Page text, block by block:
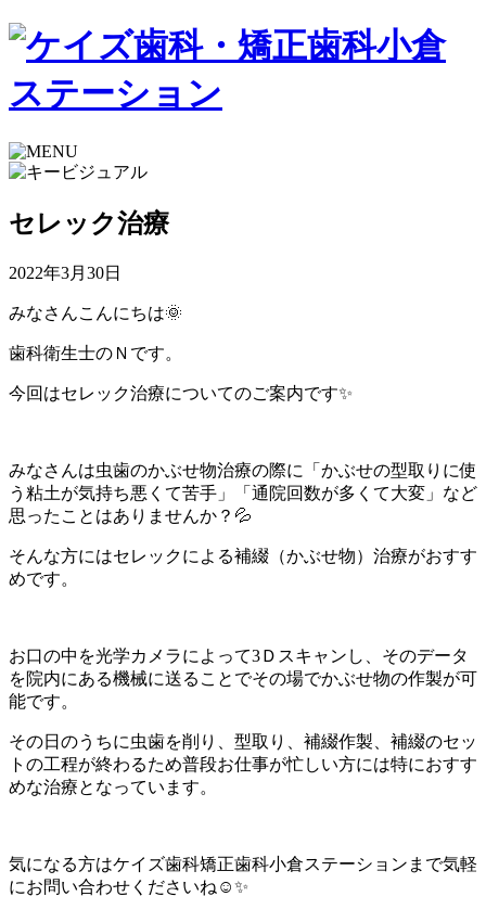
セレック治療
2022年3月30日
みなさんこんにちは🌞
歯科衛生士のＮです。
今回はセレック治療についてのご案内です✨
みなさんは虫歯のかぶせ物治療の際に「かぶせの型取りに使
う粘土が気持ち悪くて苦手」「通院回数が多くて大変」など
思ったことはありませんか？💦
そんな方にはセレックによる補綴（かぶせ物）治療がおすす
めです。
お口の中を光学カメラによって3Ｄスキャンし、そのデータ
を院内にある機械に送ることでその場でかぶせ物の作製が可
能です。
その日のうちに虫歯を削り、型取り、補綴作製、補綴のセッ
トの工程が終わるため普段お仕事が忙しい方には特におすす
めな治療となっています。
気になる方はケイズ歯科矯正歯科小倉ステーションまで気軽
にお問い合わせくださいね☺✨